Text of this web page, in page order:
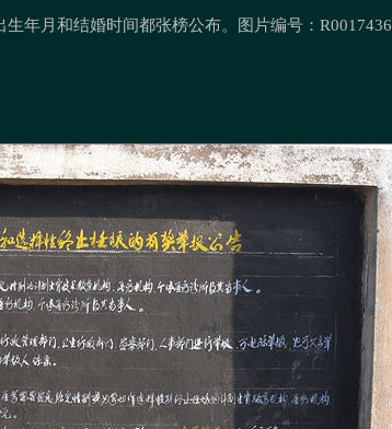
年月和结婚时间都张榜公布。图片编号：R0017436